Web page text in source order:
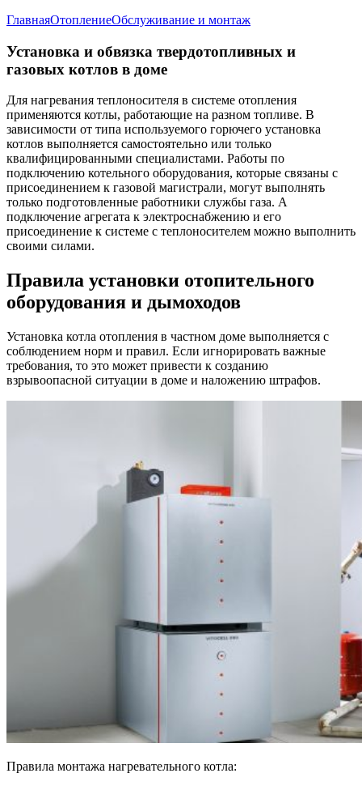
ГлавнаяОтоплениеОбслуживание и монтаж
Установка и обвязка твердотопливных и
газовых котлов в доме
Для нагревания теплоносителя в системе отопления
применяются котлы, работающие на разном топливе. В
зависимости от типа используемого горючего установка
котлов выполняется самостоятельно или только
квалифицированными специалистами. Работы по
подключению котельного оборудования, которые связаны с
присоединением к газовой магистрали, могут выполнять
только подготовленные работники службы газа. А
подключение агрегата к электроснабжению и его
присоединение к системе с теплоносителем можно выполнить
своими силами.
Правила установки отопительного
оборудования и дымоходов
Установка котла отопления в частном доме выполняется с
соблюдением норм и правил. Если игнорировать важные
требования, то это может привести к созданию
взрывоопасной ситуации в доме и наложению штрафов.
Правила монтажа нагревательного котла: